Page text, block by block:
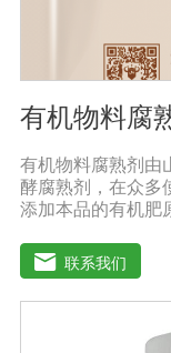
有机物料腐
有机物料腐熟剂由
酵腐熟剂，在众多
添加本品的有机肥
工废弃料（蔗糖
残渣、糠醛渣、农
适应性广，升温速
起温快在温度0℃
分分解畜禽类粪
联系我们